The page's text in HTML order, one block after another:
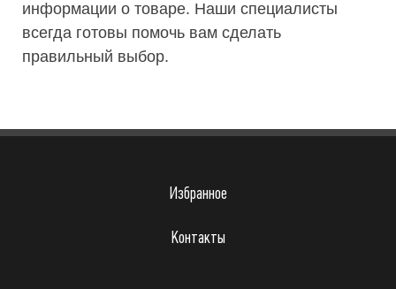
информации о товаре. Наши специалисты
всегда готовы помочь вам сделать
правильный выбор.
Избранное
Контакты